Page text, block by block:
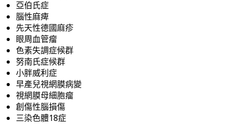
亞伯氏症
腦性麻痺
先天性德國麻疹
眼周血管瘤
色素失調症候群
努南氏症候群
小胖威利症
早產兒視網膜病變
視網膜母細胞瘤
創傷性腦損傷
三染色體18症